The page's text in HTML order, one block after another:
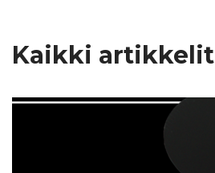
Kaikki artikkelit